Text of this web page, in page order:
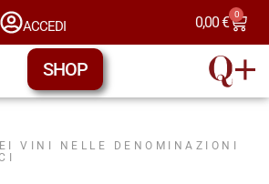
ACCEDI 0,00€ 0
SHOP
VINI NELLE DENOMINAZIONI